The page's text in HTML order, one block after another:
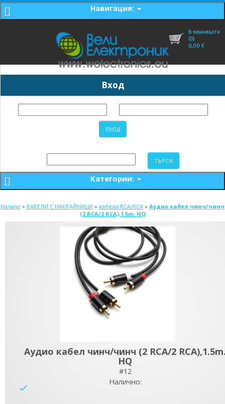
Навигация:
В кошницата
(0)
0,00 €
Вход
Категории:
Начало » КАБЕЛИ С НАКРАЙНИЦИ » кабели RCA/RCA » Аудио кабел чинч/чинч
(2 RCA/2 RCA),1.5m. HQ
Аудио кабел чинч/чинч (2 RCA/2
HQ
#12
Налично: